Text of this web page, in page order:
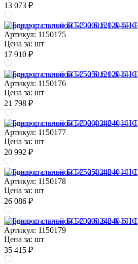
13 073 ₽
Бордюр стальной БС-200.6.120-6-I-НС
Артикул: 1150175
Цена за: шт
17 910 ₽
Бордюр стальной БС-250.6.120-6-I-НС
Артикул: 1150176
Цена за: шт
21 798 ₽
Бордюр стальной БС-200.4.240-4-I-НС
Артикул: 1150177
Цена за: шт
20 992 ₽
Бордюр стальной БС-250.4.240-4-I-НС
Артикул: 1150178
Цена за: шт
26 086 ₽
Бордюр стальной БС-200.6.240-6-I-НС
Артикул: 1150179
Цена за: шт
35 415 ₽